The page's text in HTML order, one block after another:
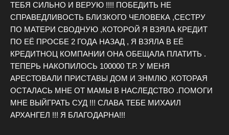
ТЕБЯ СИЛЬНО И ВЕРУЮ !!!! ПОБЕДИТЬ НЕ
СПРАВЕДЛИВОСТЬ БЛИЗКОГО ЧЕЛОВЕКА ,СЕСТРУ
ПО МАТЕРИ СВОДНУЮ ,КОТОРОЙ Я ВЗЯЛА КРЕДИТ
ПО ЕЁ ПРОСБЕ 2 ГОДА НАЗАД , Я ВЗЯЛА В ЕЁ
КРЕДИТНОЦ КОМПАНИИ ОНА ОБЕЩАЛА ПЛАТИТЬ .
ТЕПЕРЬ НАКОПИЛОСЬ 100000 Т.Р. У МЕНЯ
АРЕСТОВАЛИ ПРИСТАВЫ ДОМ И ЗНМЛЮ ,КОТОРАЯ
ОСТАЛАСЬ МНЕ ОТ МАМЫ В НАСЛЕДСТВО .ПОМОГИ
МНЕ ВЫЙГРАТЬ СУД !!! СЛАВА ТЕБЕ МИХАИЛ
АРХАНГЕЛ !!! Я БЛАГОДАРНА!!!